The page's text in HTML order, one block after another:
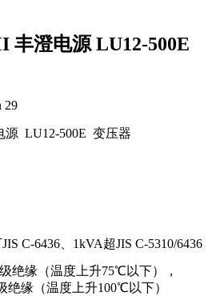
丰澄电源 LU12-500E
29
LU12-500E 变压器
C-6436、1kVA超JIS C-5310/6436
绝缘（温度上升75℃以下），
绝缘（温度上升100℃以下）